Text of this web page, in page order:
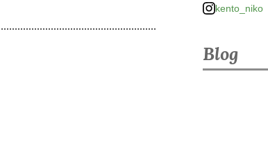
kento_niko
Blog